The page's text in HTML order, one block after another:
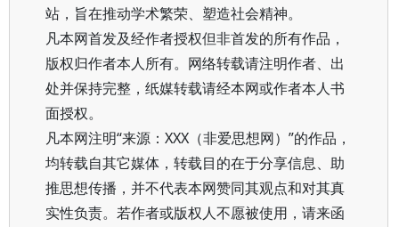
站，旨在推动学术繁荣、塑造社会精神。
凡本网首发及经作者授权但非首发的所有作品，
版权归作者本人所有。网络转载请注明作者、出
处并保持完整，纸媒转载请经本网或作者本人书
面授权。
凡本网注明“来源：XXX（非爱思想网）”的作品，
均转载自其它媒体，转载目的在于分享信息、助
推思想传播，并不代表本网赞同其观点和对其真
实性负责。若作者或版权人不愿被使用，请来函